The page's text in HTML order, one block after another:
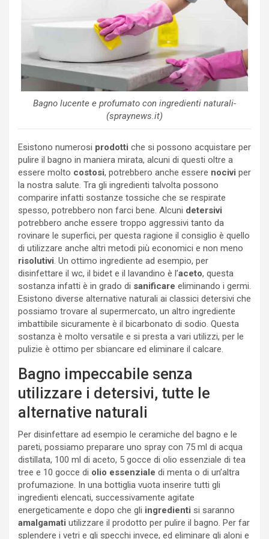
Bagno lucente e profumato con ingredienti naturali-
(spraynews.it)
Esistono numerosi prodotti che si possono acquistare per
pulire il bagno in maniera mirata, alcuni di questi oltre a
essere molto costosi, potrebbero anche essere nocivi per
la nostra salute. Tra gli ingredienti talvolta possono
comparire infatti sostanze tossiche che se respirate
spesso, potrebbero non farci bene. Alcuni detersivi
potrebbero anche essere troppo aggressivi tanto da
rovinare le superfici, per questa ragione il consiglio è quello
di utilizzare anche altri metodi più economici e non meno
risolutivi. Un ottimo ingrediente ad esempio, per
disinfettare il wc, il bidet e il lavandino è l’aceto, questa
sostanza infatti è in grado di sanificare eliminando i germi.
Esistono diverse alternative naturali ai classici detersivi che
possiamo trovare al supermercato, un altro ingrediente
imbattibile sicuramente è il bicarbonato di sodio. Questa
sostanza è molto versatile e si presta a vari utilizzi, per le
pulizie è ottimo per sbiancare ed eliminare il calcare.
Bagno impeccabile senza
utilizzare i detersivi, tutte le
alternative naturali
Per disinfettare ad esempio le ceramiche del bagno e le
pareti, possiamo preparare uno spray con 75 ml di acqua
distillata, 100 ml di aceto, 5 gocce di olio essenziale di tea
tree e 10 gocce di olio essenziale di menta o di un’altra
profumazione. In una bottiglia vuota inserire tutti gli
ingredienti elencati, successivamente agitate
energeticamente e dopo che gli ingredienti si saranno
amalgamati utilizzare il prodotto per pulire il bagno. Per far
splendere i vetri e gli specchi invece, ed eliminare gli aloni e